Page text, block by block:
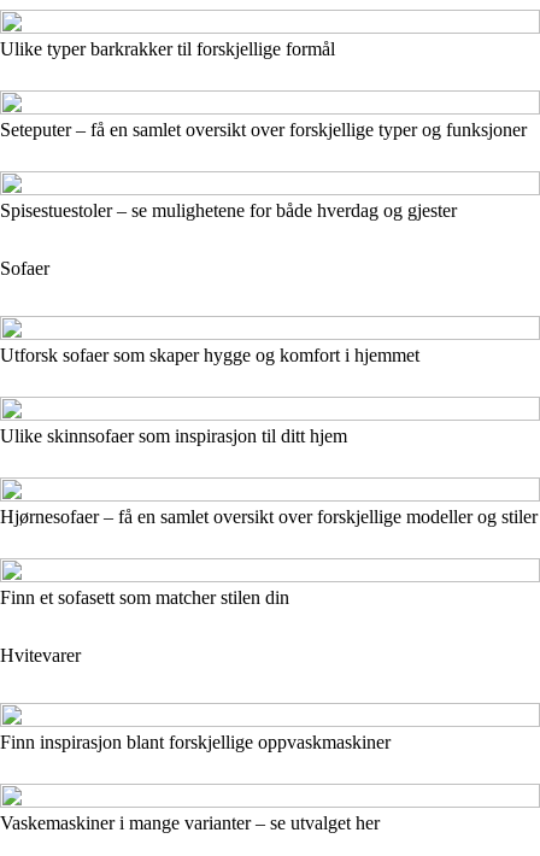
Ulike typer barkrakker til forskjellige formål
Seteputer – få en samlet oversikt over forskjellige typer og funksjoner
Spisestuestoler – se mulighetene for både hverdag og gjester
Sofaer
Utforsk sofaer som skaper hygge og komfort i hjemmet
Ulike skinnsofaer som inspirasjon til ditt hjem
Hjørnesofaer – få en samlet oversikt over forskjellige modeller og stiler
Finn et sofasett som matcher stilen din
Hvitevarer
Finn inspirasjon blant forskjellige oppvaskmaskiner
Vaskemaskiner i mange varianter – se utvalget her